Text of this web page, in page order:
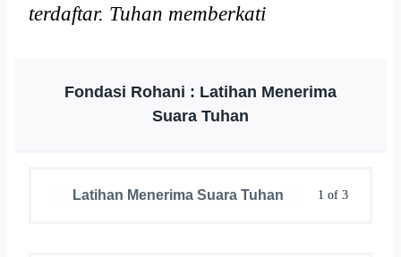
terdaftar. Tuhan memberkati
Fondasi Rohani : Latihan Menerima
Suara Tuhan
1 of 3
Latihan Menerima Suara Tuhan